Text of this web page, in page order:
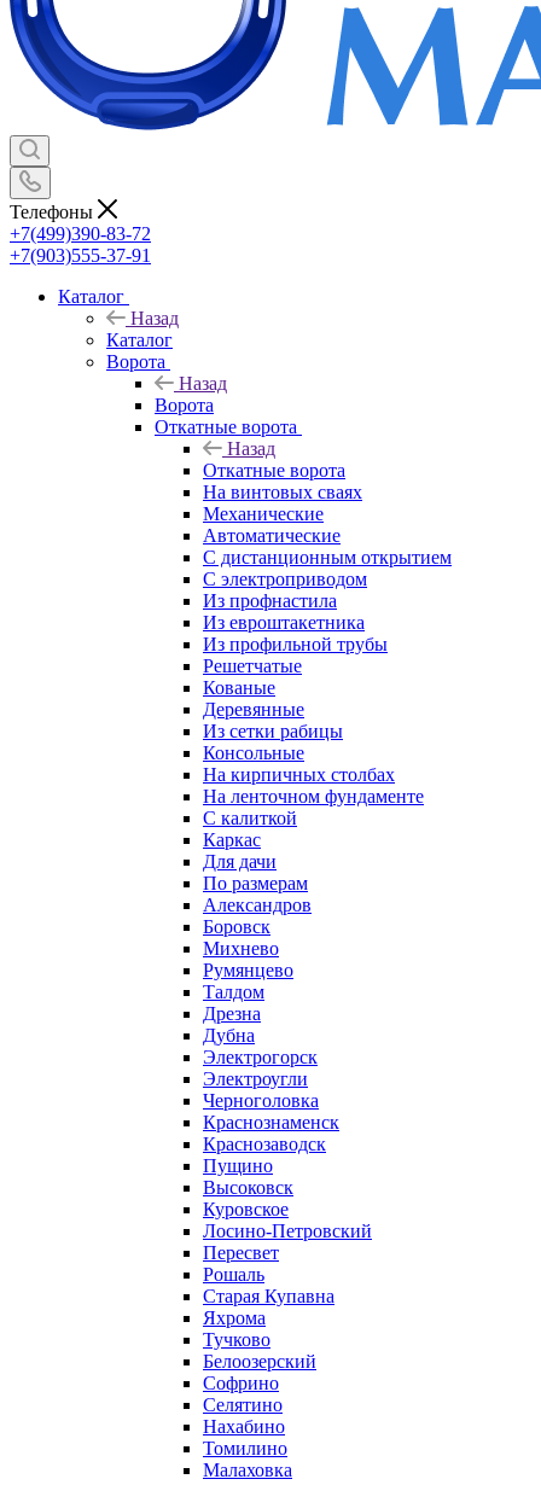
Телефоны
+7(499)390-83-72
+7(903)555-37-91
Каталог
Назад
Каталог
Ворота
Назад
Ворота
Откатные ворота
Назад
Откатные ворота
На винтовых сваях
Механические
Автоматические
С дистанционным открытием
С электроприводом
Из профнастила
Из евроштакетника
Из профильной трубы
Решетчатые
Кованые
Деревянные
Из сетки рабицы
Консольные
На кирпичных столбах
На ленточном фундаменте
С калиткой
Каркас
Для дачи
По размерам
Александров
Боровск
Михнево
Румянцево
Талдом
Дрезна
Дубна
Электрогорск
Электроугли
Черноголовка
Краснознаменск
Краснозаводск
Пущино
Высоковск
Куровское
Лосино-Петровский
Пересвет
Рошаль
Старая Купавна
Яхрома
Тучково
Белоозерский
Софрино
Селятино
Нахабино
Томилино
Малаховка